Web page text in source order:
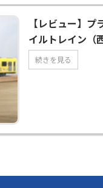
【レビュー】
イルトレイン（
続きを見る